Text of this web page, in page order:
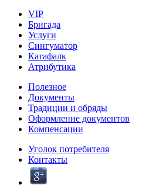
VIP
Бригада
Услуги
Сингуматор
Катафалк
Атрибутика
Полезное
Документы
Традиции и обряды
Оформление документов
Компенсации
Уголок потребителя
Контакты